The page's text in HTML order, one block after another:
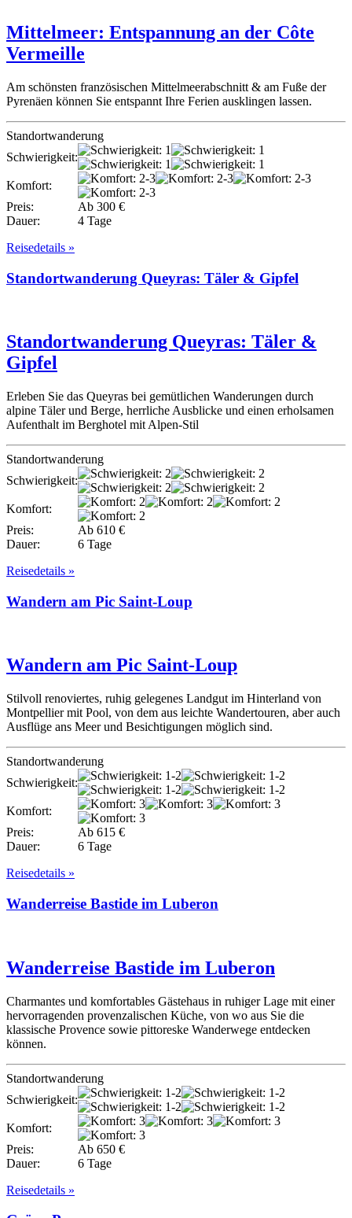
Mittelmeer: Entspannung an der Côte
Vermeille
Am schönsten französischen Mittelmeerabschnitt & am Fuße der
Pyrenäen können Sie entspannt Ihre Ferien ausklingen lassen.
Standortwanderung
Schwierigkeit:
Komfort:
Preis:
Ab 300 €
Dauer:
4 Tage
Reisedetails »
Standortwanderung Queyras: Täler & Gipfel
Standortwanderung Queyras: Täler &
Gipfel
Erleben Sie das Queyras bei gemütlichen Wanderungen durch
alpine Täler und Berge, herrliche Ausblicke und einen erholsamen
Aufenthalt im Berghotel mit Alpen-Stil
Standortwanderung
Schwierigkeit:
Komfort:
Preis:
Ab 610 €
Dauer:
6 Tage
Reisedetails »
Wandern am Pic Saint-Loup
Wandern am Pic Saint-Loup
Stilvoll renoviertes, ruhig gelegenes Landgut im Hinterland von
Montpellier mit Pool, von dem aus leichte Wandertouren, aber auch
Ausflüge ans Meer und Besichtigungen möglich sind.
Standortwanderung
Schwierigkeit:
Komfort:
Preis:
Ab 615 €
Dauer:
6 Tage
Reisedetails »
Wanderreise Bastide im Luberon
Wanderreise Bastide im Luberon
Charmantes und komfortables Gästehaus in ruhiger Lage mit einer
hervorragenden provenzalischen Küche, von wo aus Sie die
klassische Provence sowie pittoreske Wanderwege entdecken
können.
Standortwanderung
Schwierigkeit:
Komfort:
Preis:
Ab 650 €
Dauer:
6 Tage
Reisedetails »